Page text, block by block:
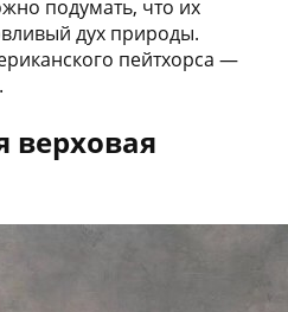
подумать, что их
дух природы.
пейтхорса —
верховая